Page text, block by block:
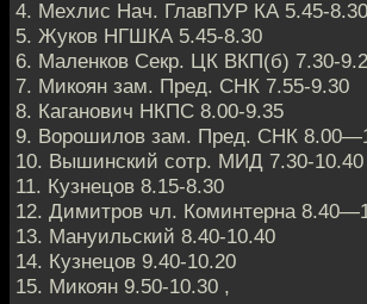
4. Мехлис Нач. ГлавПУР КА 5.45-8.30
5. Жуков НГШКА 5.45-8.30
6. Маленков Секр. ЦК ВКП(б) 7.30-
7. Микоян зам. Пред. СНК 7.55-9.30
8. Каганович НКПС 8.00-9.35
9. Ворошилов зам. Пред. СНК
10. Вышинский сотр. МИД 7.30-10.40
11. Кузнецов 8.15-8.30
12. Димитров чл. Коминтерна
13. Мануильский 8.40-10.40
14. Кузнецов 9.40-10.20
15. Микоян 9.50-10.30 ,